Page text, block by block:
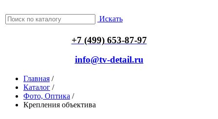
Искать
+7 (499) 653-87-97
info@tv-detail.ru
Главная /
Каталог /
Фото, Оптика /
Крепления объектива